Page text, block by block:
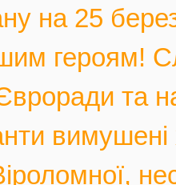
на 25
героям!
та